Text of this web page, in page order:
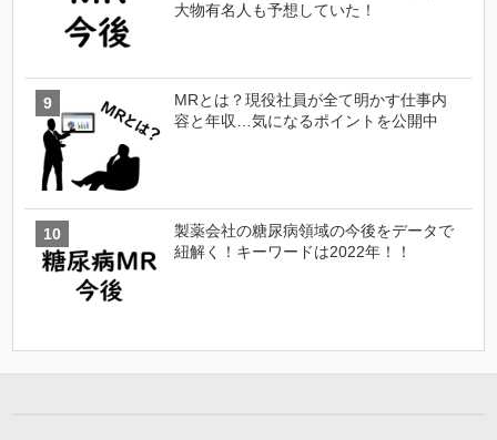
大物有名人も予想していた！
MRとは？現役社員が全て明かす仕事内
容と年収…気になるポイントを公開中
製薬会社の糖尿病領域の今後をデータで
紐解く！キーワードは2022年！！